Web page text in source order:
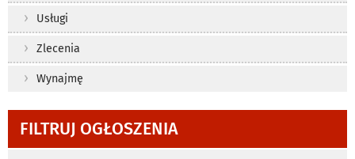
Usługi
Zlecenia
Wynajmę
FILTRUJ OGŁOSZENIA